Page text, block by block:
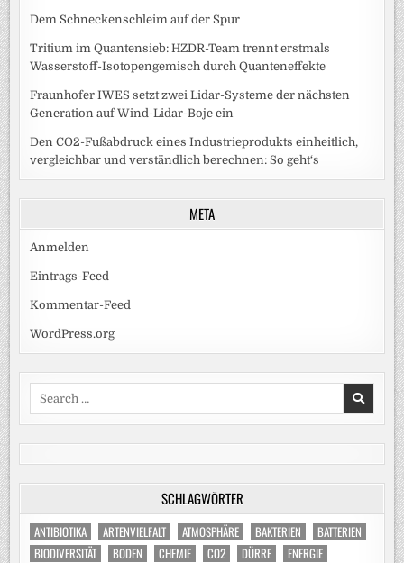
Dem Schneckenschleim auf der Spur
Tritium im Quantensieb: HZDR-Team trennt erstmals
Wasserstoff-Isotopengemisch durch Quanteneffekte
Fraunhofer IWES setzt zwei Lidar-Systeme der nächsten
Generation auf Wind-Lidar-Boje ein
Den CO2-Fußabdruck eines Industrieprodukts einheitlich,
vergleichbar und verständlich berechnen: So geht‘s
META
Anmelden
Eintrags-Feed
Kommentar-Feed
WordPress.org
SCHLAGWÖRTER
ANTIBIOTIKA ARTENVIELFALT ATMOSPHÄRE BAKTERIEN
BATTERIEN
BIODIVERSITÄT
BODEN CHEMIE CO2 DÜRRE
ENERGIE